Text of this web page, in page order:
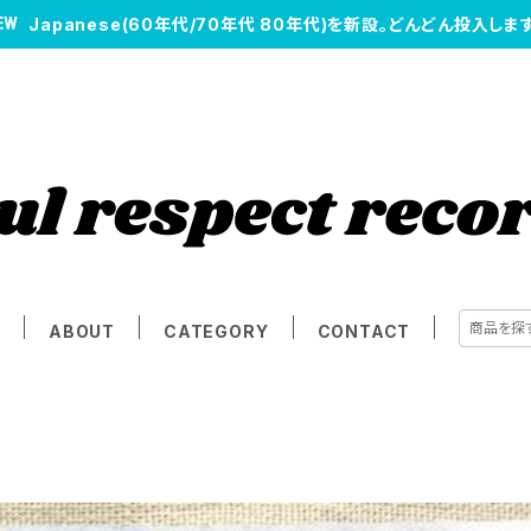
Japanese(60年代/70年代 80年代)を新設。どんどん投入します
ABOUT CATEGORY CONTACT